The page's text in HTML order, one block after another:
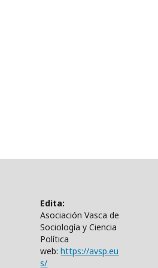
Edita:
Asociación Vasca de
Sociología y Ciencia
Política
web:https://avsp.eu
s/